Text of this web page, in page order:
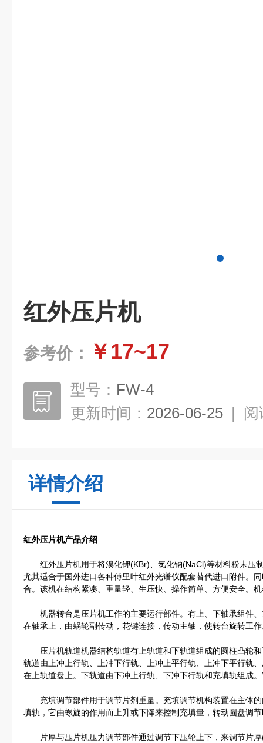
红外压片机
参考价： ￥17~17
型号： FW-4
更新时间： 2026-06-25 | 阅
详情介绍
红外压片机产品介绍
红外压片机用于将溴化钾(KBr)、氯化钠(NaCl)等材料粉末压
尤其适合于国外进口各种傅里叶红外光谱仪配套替代进口附件。
合。该机在结构紧凑、重量轻、生压快、操作简单、方便安全。
机器转台是压片机工作的主要运行部件。有上、下轴承组件、
在轴承上，由蜗轮副传动，花键连接，传动主轴，使转台旋转工
压片机轨道机器结构轨道有上轨道和下轨道组成的圆柱凸轮和
轨道由上冲上行轨、上冲下行轨、上冲上平行轨、上冲下平行轨
在上轨道盘上。下轨道由下冲上行轨、下冲下行轨和充填轨组成
充填调节部件用于调节片剂重量。充填调节机构装置在主体的
填轨，它由螺旋的作用而上升或下降来控制充填量，转动圆盘调
片厚与压片机压力调节部件通过调节下压轮上下，来调节片厚